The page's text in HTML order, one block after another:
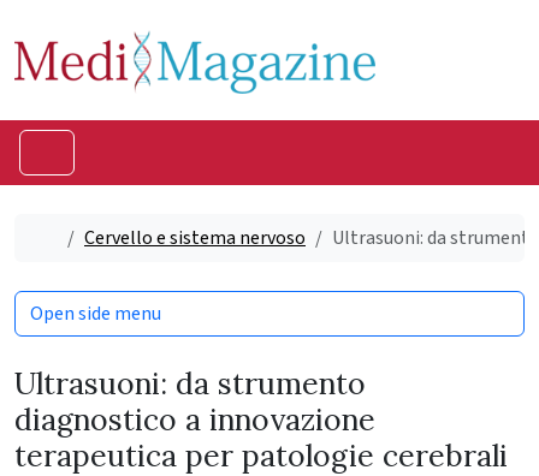
Home
Cervello e sistema nervoso Ultrasuoni: da
Ultrasuoni: da strumento
diagnostico a innovazione
terapeutica per patologie cerebrali
Open side menu